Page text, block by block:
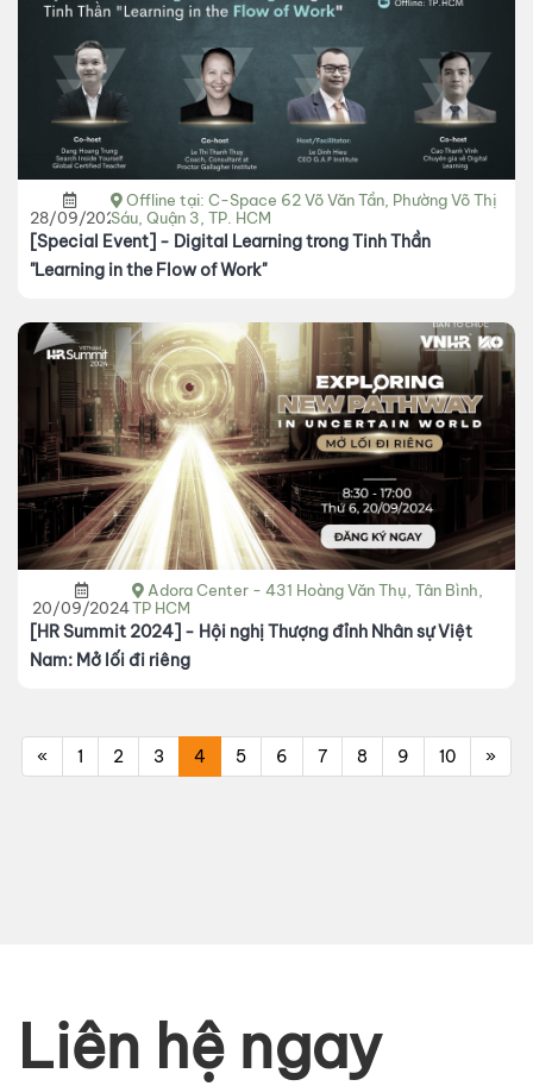
28/09/2024
Offline tại: C-Space 62 Võ Văn Tần, Phường Võ Thị
Sáu, Quận 3, TP. HCM
[Special Event] - Digital Learning trong Tinh Thần
"Learning in the Flow of Work"
20/09/2024
Adora Center - 431 Hoàng Văn Thụ, Tân Bình,
TP HCM
[HR Summit 2024] - Hội nghị Thượng đỉnh Nhân sự Việt
Nam: Mở lối đi riêng
« 1 2 3 4 5 6 7 8 9 10 »
Liên hệ ngay